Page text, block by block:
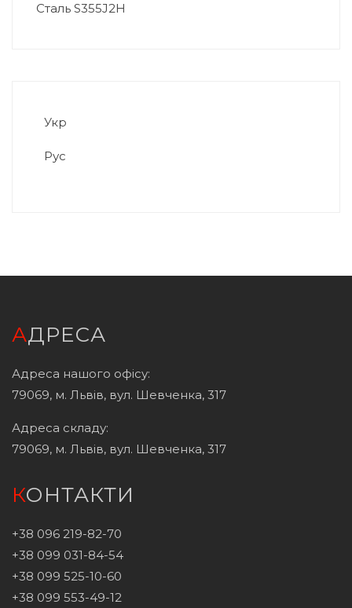
Сталь S355J2H
Укр
Рус
АДРЕСА
Адреса нашого офісу:
79069, м. Львів, вул. Шевченка, 317
Адреса складу:
79069, м. Львів, вул. Шевченка, 317
КОНТАКТИ
+38 096 219-82-70
+38 099 031-84-54
+38 099 525-10-60
+38 099 553-49-12